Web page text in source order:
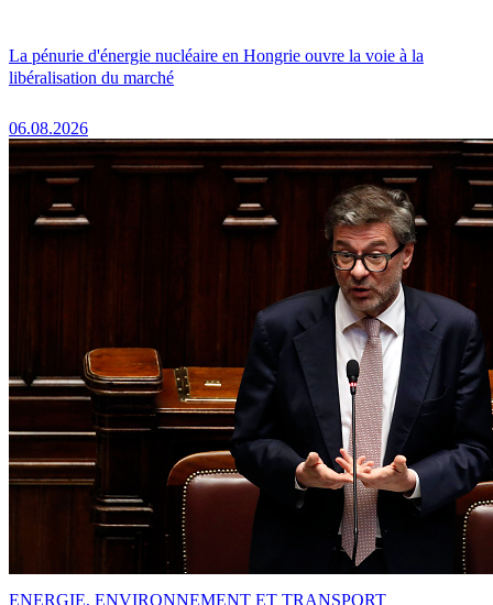
La pénurie d'énergie nucléaire en Hongrie ouvre la voie à la
libéralisation du marché
06.08.2026
ENERGIE, ENVIRONNEMENT ET TRANSPORT